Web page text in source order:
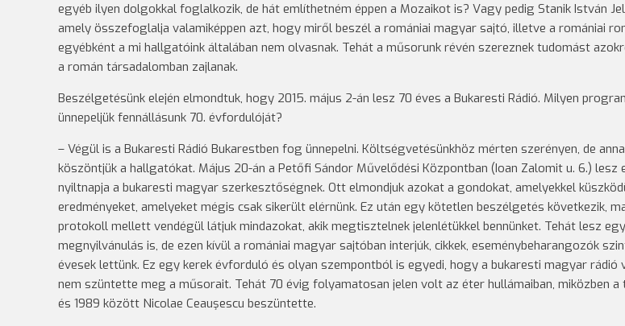
egyéb ilyen dolgokkal foglalkozik, de hát említhetném éppen a Mozaikot is? Vagy pedig Stanik István
amely összefoglalja valamiképpen azt, hogy miről beszél a romániai magyar sajtó, illetve a romániai
egyébként a mi hallgatóink általában nem olvasnak. Tehát a műsorunk révén szereznek tudomást
a román társadalomban zajlanak.
Beszélgetésünk elején elmondtuk, hogy 2015. május 2-án lesz 70 éves a Bukaresti Rádió. Milyen
ünnepeljük fennállásunk 70. évfordulóját?
– Végül is a Bukaresti Rádió Bukarestben fog ünnepelni. Költségvetésünkhöz mérten szerényen, de
köszöntjük a hallgatókat. Május 20-án a Petőfi Sándor Művelődési Központban (Ioan Zalomit u. 6.) lesz
nyiltnapja a bukaresti magyar szerkesztőségnek. Ott elmondjuk azokat a gondokat, amelyekkel
eredményeket, amelyeket mégis csak sikerült elérnünk. Ez után egy kötetlen beszélgetés következik,
protokoll mellett vendégül látjuk mindazokat, akik megtisztelnek jelenlétükkel bennünket. Tehát lesz
megnyilvánulás is, de ezen kívül a romániai magyar sajtóban interjúk, cikkek, eseménybeharangozók
évesek lettünk. Ez egy kerek évforduló és olyan szempontból is egyedi, hogy a bukaresti magyar
nem szüntette meg a műsorait. Tehát 70 évig folyamatosan jelen volt az éter hullámaiban, miközben
és 1989 között Nicolae Ceauşescu beszüntette.